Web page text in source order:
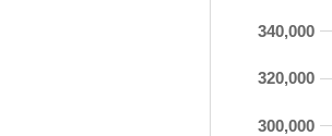
300,000
320,000
340,000